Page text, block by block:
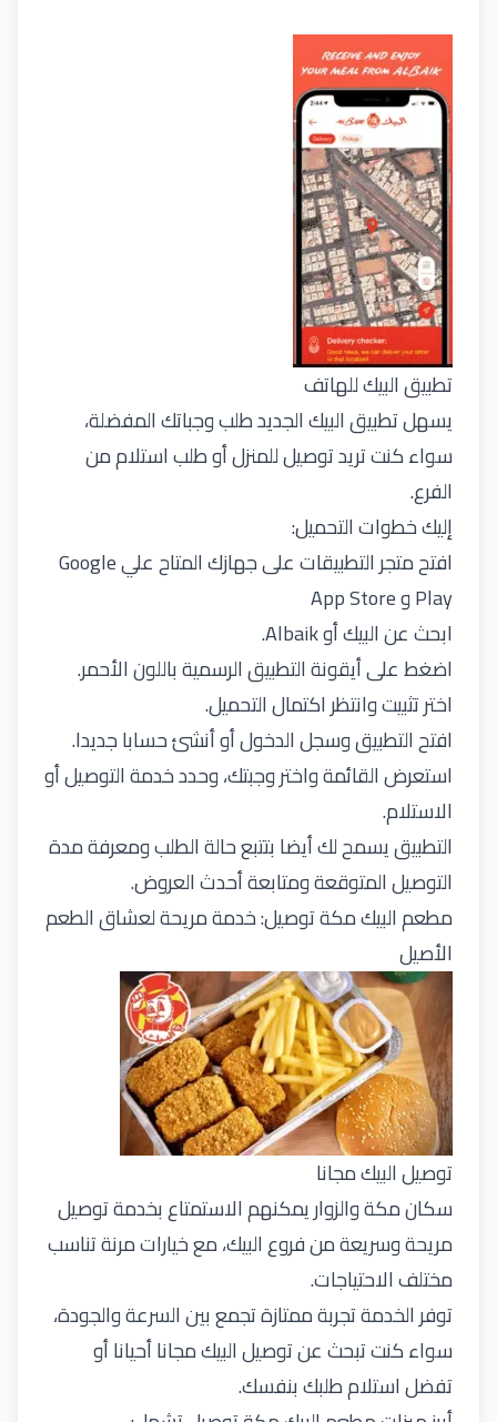
تطبيق البيك للهاتف
يسهل تطبيق البيك الجديد طلب وجباتك المفضلة،
سواء كنت تريد توصيل للمنزل أو طلب استلام من
الفرع.
إليك خطوات التحميل:
افتح متجر التطبيقات على جهازك المتاح عليGoogle
PlayوApp Store
ابحث عن البيك أو Albaik.
اضغط على أيقونة التطبيق الرسمية باللون الأحمر.
اختر تثبيت وانتظر اكتمال التحميل.
افتح التطبيق وسجل الدخول أو أنشئ حسابا جديدا.
استعرض القائمة واختر وجبتك، وحدد خدمة التوصيل أو
الاستلام.
التطبيق يسمح لك أيضا بتتبع حالة الطلب ومعرفة مدة
التوصيل المتوقعة ومتابعة أحدث العروض.
مطعم البيك مكة توصيل: خدمة مريحة لعشاق الطعم
الأصيل
توصيل البيك مجانا
سكان مكة والزوار يمكنهم الاستمتاع بخدمة توصيل
مريحة وسريعة من فروع البيك، مع خيارات مرنة تناسب
مختلف الاحتياجات.
توفر الخدمة تجربة ممتازة تجمع بين السرعة والجودة،
سواء كنت تبحث عن توصيل البيك مجانا أحيانا أو
تفضل استلام طلبك بنفسك.